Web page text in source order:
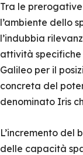
Tra le
l’ambiente dello
l’indubbia
attività specifiche
Galileo per il
concreta del
denominato Iris
L’incremento del
delle capacità